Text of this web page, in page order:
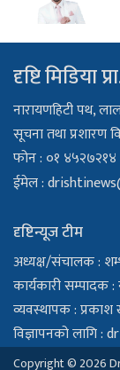
दृष्टि मिडिया
नारायणहिटी पथ,
सूचना तथा प्रशारण
फोन : ०१ ४५२७२१४
ईमेल :
दृष्टिन्यूज टीम
अध्यक्ष/संचालक :
कार्यकारी सम्पादक :
व्यवस्थापक :
विज्ञापनको लागि :
Copyright © 2026